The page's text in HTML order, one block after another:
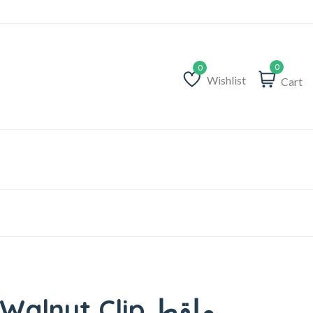
Wishlist
Wishlist
0
Cart